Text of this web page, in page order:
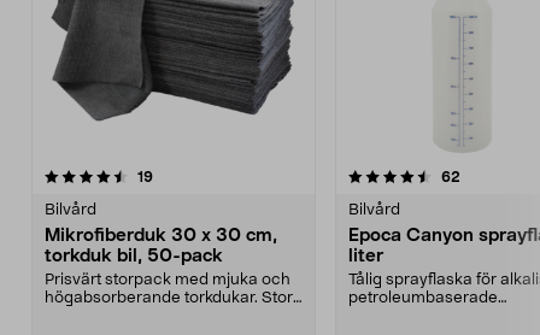
19recensioner
Bilvård
Mikrofiberduk 30 x 30 cm,
torkduk bil, 50-pack
Prisvärt storpack med mjuka och
högabsorberande torkdukar. Stora
4.5 av 5 stjärnor 62
Bilvård
Epoca Canyon
liter
Tålig sprayflaska för
petroleumbaserade
4.0 av 5 stjärnor